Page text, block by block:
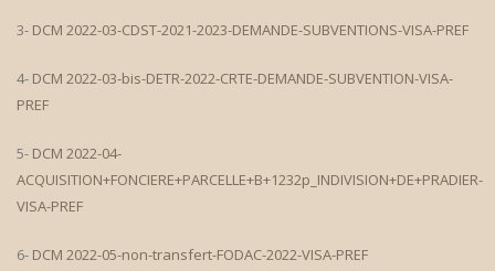
3- DCM 2022-03-CDST-2021-2023-DEMANDE-SUBVENTIONS-VISA-PREF
4- DCM 2022-03-bis-DETR-2022-CRTE-DEMANDE-SUBVENTION-VISA-
PREF
5- DCM 2022-04-
ACQUISITION+FONCIERE+PARCELLE+B+1232p_INDIVISION+DE+PRADIER-
VISA-PREF
6- DCM 2022-05-non-transfert-FODAC-2022-VISA-PREF